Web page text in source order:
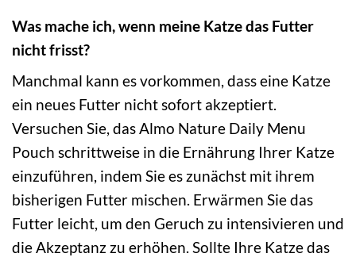
Was mache ich, wenn meine Katze das Futter
nicht frisst?
Manchmal kann es vorkommen, dass eine Katze
ein neues Futter nicht sofort akzeptiert.
Versuchen Sie, das Almo Nature Daily Menu
Pouch schrittweise in die Ernährung Ihrer Katze
einzuführen, indem Sie es zunächst mit ihrem
bisherigen Futter mischen. Erwärmen Sie das
Futter leicht, um den Geruch zu intensivieren und
die Akzeptanz zu erhöhen. Sollte Ihre Katze das